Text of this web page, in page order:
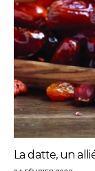
La datte, un